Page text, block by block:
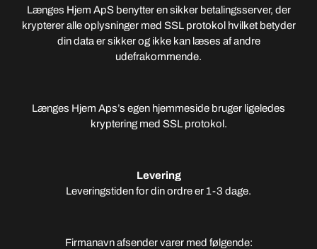
Længes Hjem ApS benytter en sikker betalingsserver, der
krypterer alle oplysninger med SSL protokol hvilket betyder
din data er sikker og ikke kan læses af andre
udefrakommende.
Længes Hjem Aps’s egen hjemmeside bruger ligeledes
kryptering med SSL protokol.
Levering
Leveringstiden for din ordre er 1-3 dage.
Firmanavn afsender varer med følgende: